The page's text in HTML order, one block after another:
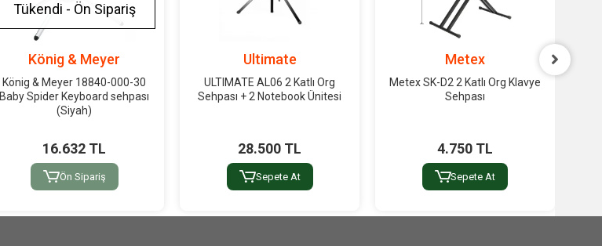
Tükendi - Ön Sipariş
König & Meyer
König & Meyer 18840-000-30
Baby Spider Keyboard sehpası
(Siyah)
16.632 TL
Ön Sipariş
Ultimate
ULTIMATE AL06 2 Katlı Org
Sehpası + 2 Notebook Ünitesi
28.500 TL
Sepete At
Metex
Metex SK-D2 2 Katlı Org Klavye
Sehpası
4.750 TL
Sepete At